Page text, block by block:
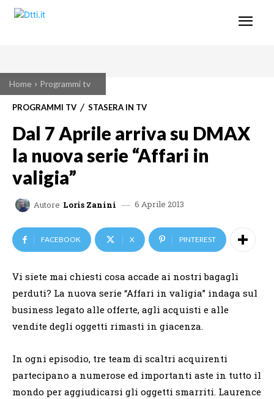
Home Programmi tv
PROGRAMMI TV STASERA IN TV
Dal 7 Aprile arriva su DMAX
la nuova serie “Affari in
valigia”
Autore Loris Zanini 6 Aprile 2013
FACEBOOK X PINTEREST
Vi siete mai chiesti cosa accade ai nostri bagagli
perduti? La nuova serie “Affari in valigia” indaga sul
business legato alle offerte, agli acquisti e alle
vendite degli oggetti rimasti in giacenza.
In ogni episodio, tre team di scaltri acquirenti
partecipano a numerose ed importanti aste in tutto il
mondo per aggiudicarsi gli oggetti smarriti. Laurence